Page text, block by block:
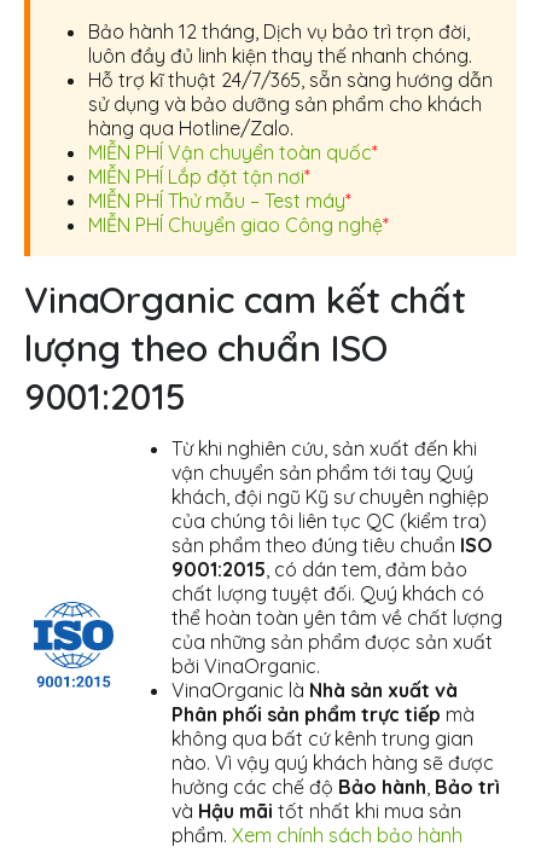
Bảo hành 12 tháng, Dịch vụ bảo trì trọn đời,
luôn đầy đủ linh kiện thay thế nhanh chóng.
Hỗ trợ kĩ thuật 24/7/365, sẵn sàng hướng dẫn
sử dụng và bảo dưỡng sản phẩm cho khách
hàng qua Hotline/Zalo.
MIỄN PHÍ Vận chuyển toàn quốc*
MIỄN PHÍ Lắp đặt tận nơi*
MIỄN PHÍ Thử mẫu – Test máy*
MIỄN PHÍ Chuyển giao Công nghệ*
VinaOrganic cam kết chất
lượng theo chuẩn ISO
9001:2015
Từ khi nghiên cứu, sản xuất đến khi
vận chuyển sản phẩm tới tay Quý
khách, đội ngũ Kỹ sư chuyên nghiệp
của chúng tôi liên tục QC (kiểm tra)
sản phẩm theo đúng tiêu chuẩn ISO
9001:2015, có dán tem, đảm bảo
chất lượng tuyệt đối. Quý khách có
thể hoàn toàn yên tâm về chất lượng
của những sản phẩm được sản xuất
bởi VinaOrganic.
VinaOrganic là Nhà sản xuất và
Phân phối sản phẩm trực tiếp mà
không qua bất cứ kênh trung gian
nào. Vì vậy quý khách hàng sẽ được
hưởng các chế độ Bảo hành, Bảo trì
và Hậu mãi tốt nhất khi mua sản
phẩm. Xem chính sách bảo hành